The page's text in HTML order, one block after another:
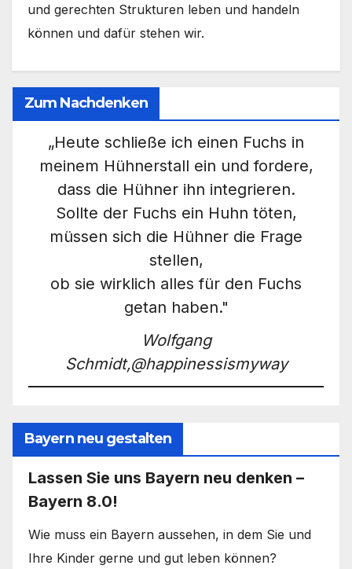
und gerechten Strukturen leben und handeln
können und dafür stehen wir.
Zum Nachdenken
„Heute schließe ich einen Fuchs in
meinem Hühnerstall ein und fordere,
dass die Hühner ihn integrieren.
Sollte der Fuchs ein Huhn töten,
müssen sich die Hühner die Frage
stellen,
ob sie wirklich alles für den Fuchs
getan haben."
Wolfgang
Schmidt,@happinessismyway
Bayern neu gestalten
Lassen Sie uns Bayern neu denken –
Bayern 8.0!
Wie muss ein Bayern aussehen, in dem Sie und
Ihre Kinder gerne und gut leben können?